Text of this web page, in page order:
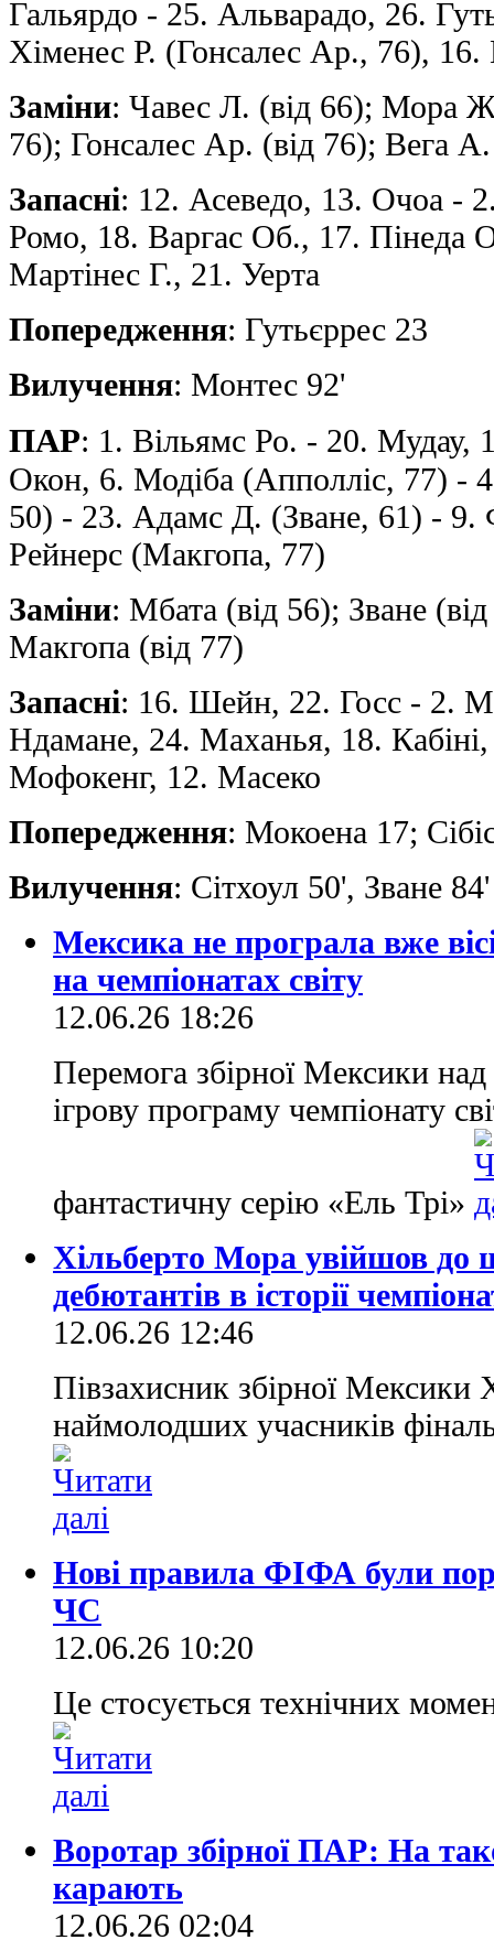
Гальярдо - 25. Альварадо, 26.
Хіменес Р. (Гонсалес Ар., 76),
Заміни: Чавес Л. (від 66); Мора
76); Гонсалес Ар. (від 76); Вега
Запасні: 12. Асеведо, 13. Очоа -
Ромо, 18. Варгас Об., 17. Пiнеда
Мартінес Г., 21. Уерта
Попередження: Гутьєррес 23
Вилучення: Монтес 92'
ПАР: 1. Вільямс Ро. - 20. Мудау,
Окон, 6. Модіба (Апполліс, 77) -
50) - 23. Адамс Д. (Зване, 61) -
Рейнерс (Макгопа, 77)
Заміни: Мбата (від 56); Зване
Макгопа (від 77)
Запасні: 16. Шейн, 22. Госс - 2.
Ндамане, 24. Маханья, 18.
Мофокенг, 12. Масеко
Попередження: Мокоена 17;
Вилучення: Сітхоул 50', Зване 84'
Мексика не програла вже
на чемпіонатах світу
12.06.26 18:26
Перемога збірної Мексики
ігрову програму чемпіонату
фантастичну серію «Ель Трі»
Хільберто Мора увійшов до
дебютантів в історії
12.06.26 12:46
Півзахисник збірної Мексики
наймолодших учасників
Нові правила ФІФА були
ЧС
12.06.26 10:20
Це стосується технічних
Воротар збірної ПАР: На
карають
12.06.26 02:04